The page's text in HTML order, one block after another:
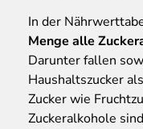
In der
Menge alle
Darunter fallen
Haushaltszucker
Zucker wie
Zuckeralkohole